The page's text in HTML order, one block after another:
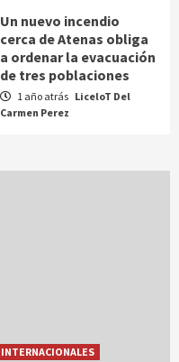
Un nuevo incendio
cerca de Atenas obliga
a ordenar la evacuación
de tres poblaciones
1 año atrás LiceloT Del
Carmen Perez
INTERNACIONALES